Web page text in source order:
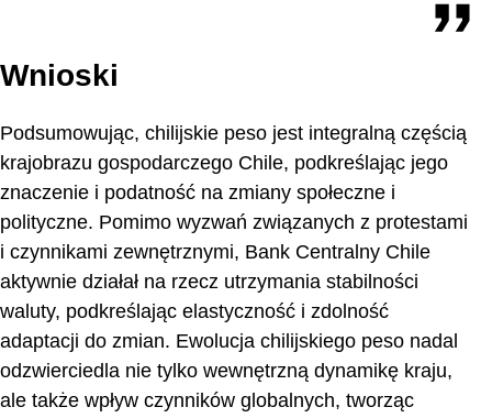
Wnioski
Podsumowując, chilijskie peso jest integralną częścią
krajobrazu gospodarczego Chile, podkreślając jego
znaczenie i podatność na zmiany społeczne i
polityczne. Pomimo wyzwań związanych z protestami
i czynnikami zewnętrznymi, Bank Centralny Chile
aktywnie działał na rzecz utrzymania stabilności
waluty, podkreślając elastyczność i zdolność
adaptacji do zmian. Ewolucja chilijskiego peso nadal
odzwierciedla nie tylko wewnętrzną dynamikę kraju,
ale także wpływ czynników globalnych, tworząc